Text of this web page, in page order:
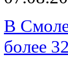
В
более